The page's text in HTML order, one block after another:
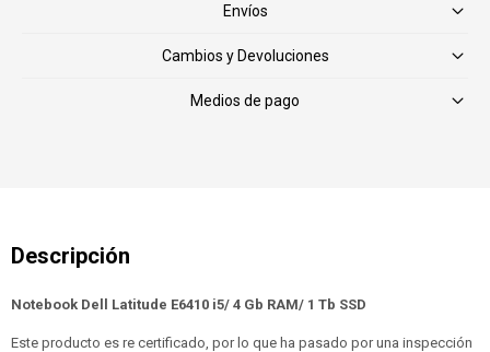
Envíos
Cambios y Devoluciones
Medios de pago
Notebook Dell Latitude E6410 i5/ 4 Gb RAM/ 1 Tb SSD
Este producto es re certificado, por lo que ha pasado por una inspección